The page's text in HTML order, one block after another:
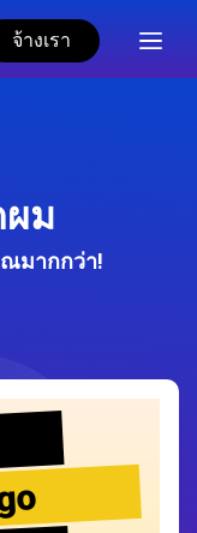
จ้างเรา
ม
ณมากกว่า!